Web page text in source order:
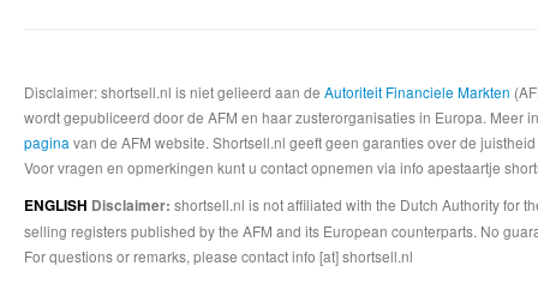
Disclaimer: shortsell.nl is niet gelieerd aan de Autoriteit Financiele Markten
wordt gepubliceerd door de AFM en haar zusterorganisaties in Europa.
pagina van de AFM website. Shortsell.nl geeft geen garanties over de
Voor vragen en opmerkingen kunt u contact opnemen via info apestaartje
ENGLISH Disclaimer: shortsell.nl is not affiliated with the Dutch Authority for
selling registers published by the AFM and its European counterparts. No
For questions or remarks, please contact info [at] shortsell.nl